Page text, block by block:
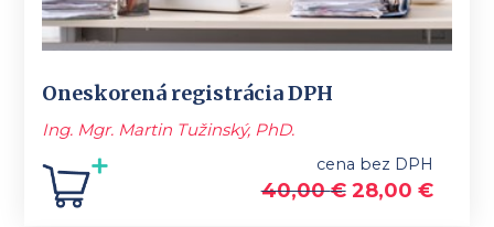
Oneskorená registrácia DPH
Ing. Mgr. Martin Tužinský, PhD.
cena bez DPH
40,00€ 28,00 €